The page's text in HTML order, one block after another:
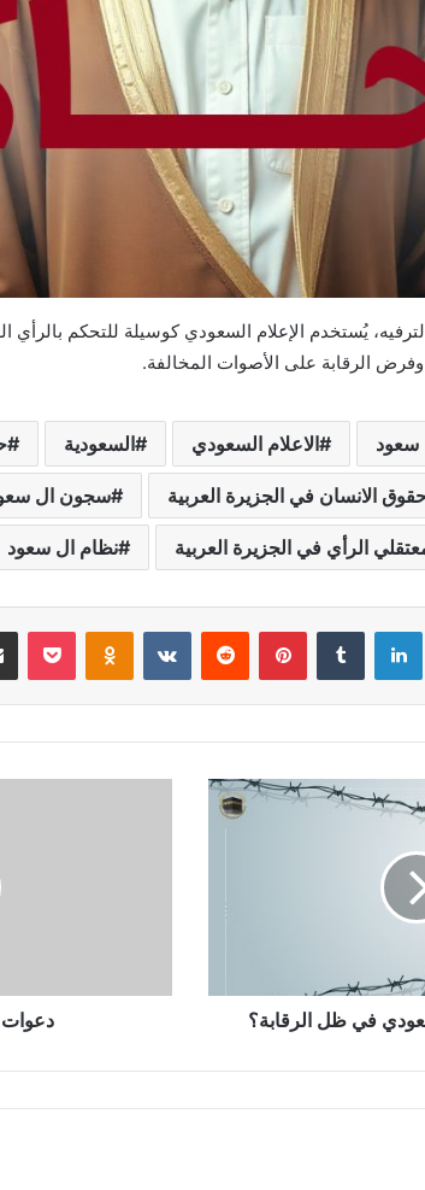
يُستخدم الإعلام السعودي كوسيلة للتحكم بالرأي
الرقابة على الأصوات المخالفة.
سعود الاعلام السعودي السعودية
الانسان في الجزيرة العربية سجون ال
الرأي في الجزيرة العربية نظام ال سعود
لينكدإن بينتيريست
في ظل الرقابة؟ دعوات